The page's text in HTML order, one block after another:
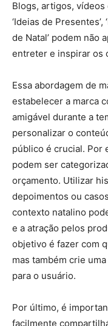
Blogs, artigos,
‘Ideias de Presentes’,
de Natal’ podem não
entreter e inspirar os
Essa abordagem de
estabelecer a marca
amigável durante a
personalizar o
público é crucial. Por
podem ser
orçamento. Utilizar
depoimentos ou
contexto natalino
e a atração pelos
objetivo é fazer com
mas também crie
para o usuário.
Por último, é
facilmente